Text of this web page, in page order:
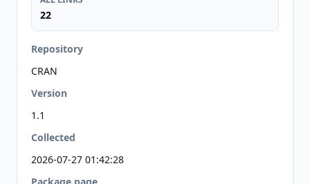
22
Repository
CRAN
Version
1.1
Collected
2026-07-27 01:42:28